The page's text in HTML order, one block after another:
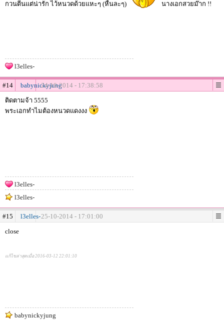
กวนตีนแต่น่ารัก ไว้หนวดด้วยแหะๆ (หื่นละๆ) นางเอกสวยม๊าก !!
l3elles-
#14 babynickyjung24-10-2014 - 17:38:58
ติดตามจ้า 5555
พระเอกทำไมต้องหนวดแดงงง
l3elles-
l3elles-
#15 l3elles-25-10-2014 - 17:01:00
close
แก้ไขล่าสุดเมื่อ 2016-03-12 22:01:10
babynickyjung